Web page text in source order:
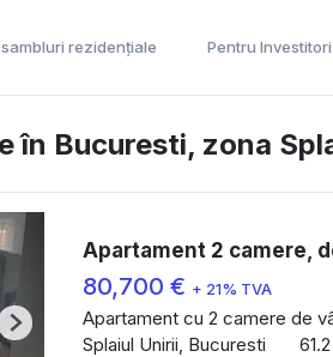
rezidențiale Pentru Investitori
în Bucuresti, zona
Next
Apartament 2 camere,
80,700 € + 21% TVA
Apartament cu 2 camere de
Splaiul Unirii, Bucuresti